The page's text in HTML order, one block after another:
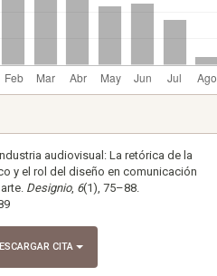
audiovisual: La retórica de la
y el rol del diseño en comunicación
Designio, 6(1), 75–88.
CITA